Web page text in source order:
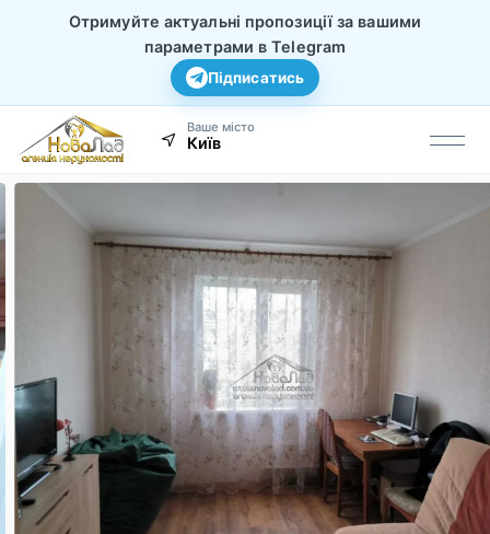
Отримуйте актуальні пропозиції за вашими
параметрами в Telegram
Підписатись
Ваше місто
Київ